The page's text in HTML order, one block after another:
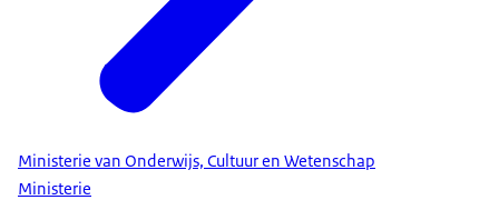
Ministerie van Onderwijs, Cultuur en Wetenschap
Ministerie